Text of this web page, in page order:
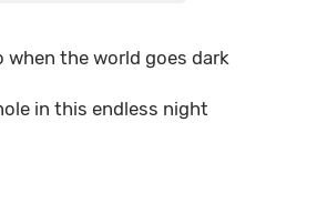
when the world goes dark
in this endless night